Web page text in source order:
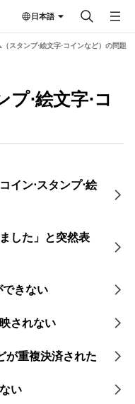
日本語
スタンプ⋅絵文字⋅コインなど）の問題
⋅絵文字⋅コ
イン⋅スタンプ⋅絵
した」と突然表
きない
されない
が​重複決済された​
い